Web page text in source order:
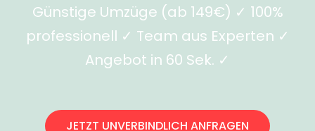
Günstige Umzüge (ab 149€) ✓ 100%
professionell ✓ Team aus Experten ✓
Angebot in 60 Sek. ✓
JETZT UNVERBINDLICH ANFRAGEN